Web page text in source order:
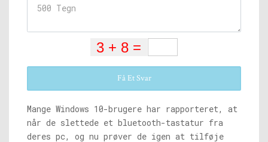
Få Et Svar
Mange Windows 10-brugere har rapporteret, at
når de slettede et bluetooth-tastatur fra
deres pc, og nu prøver de igen at tilføje